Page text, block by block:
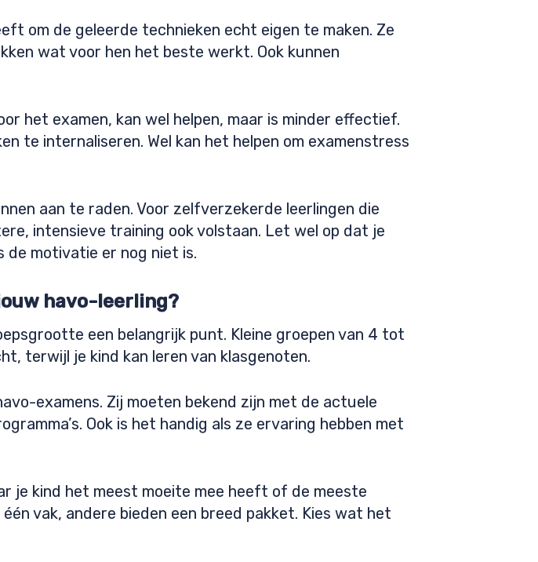
om de geleerde technieken echt eigen te maken. Ze
wat voor hen het beste werkt. Ook kunnen
het examen, kan wel helpen, maar is minder effectief.
te internaliseren. Wel kan het helpen om examenstress
aan te raden. Voor zelfverzekerde leerlingen die
intensieve training ook volstaan. Let wel op dat je
motivatie er nog niet is.
havo-leerling?
een belangrijk punt. Kleine groepen van 4 tot
terwijl je kind kan leren van klasgenoten.
examens. Zij moeten bekend zijn met de actuele
Ook is het handig als ze ervaring hebben met
je kind het meest moeite mee heeft of de meeste
vak, andere bieden een breed pakket. Kies wat het